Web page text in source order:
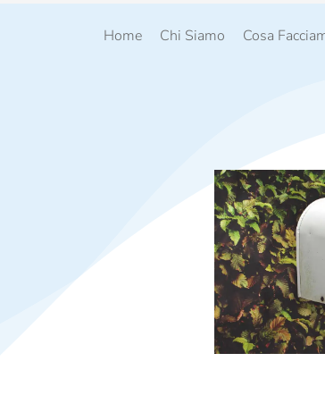
Home Chi Siamo Cosa